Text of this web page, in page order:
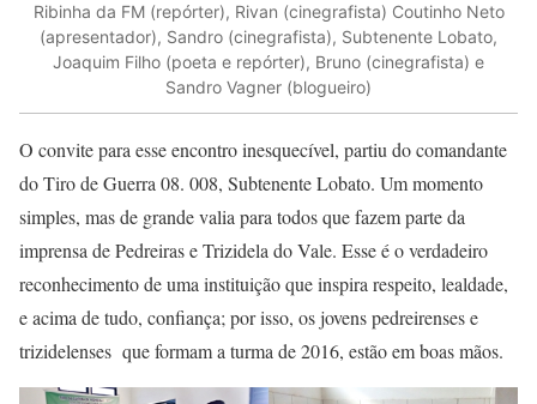
Ribinha da FM (repórter), Rivan (cinegrafista) Coutinho Neto
(apresentador), Sandro (cinegrafista), Subtenente Lobato,
Joaquim Filho (poeta e repórter), Bruno (cinegrafista) e
Sandro Vagner (blogueiro)
O convite para esse encontro inesquecível, partiu do comandante
do Tiro de Guerra 08. 008, Subtenente Lobato. Um momento
simples, mas de grande valia para todos que fazem parte da
imprensa de Pedreiras e Trizidela do Vale. Esse é o verdadeiro
reconhecimento de uma instituição que inspira respeito, lealdade,
e acima de tudo, confiança; por isso, os jovens pedreirenses e
trizidelenses que formam a turma de 2016, estão em boas mãos.